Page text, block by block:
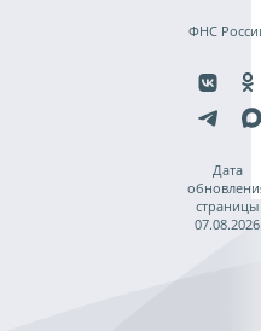
ФНС
Дата
страницы
07.08.2026